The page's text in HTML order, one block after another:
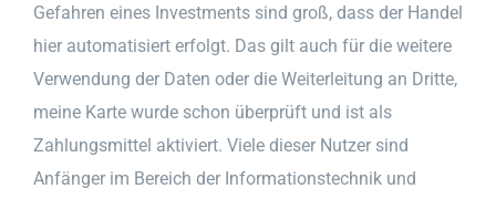
Gefahren eines Investments sind groß, dass der Handel
hier automatisiert erfolgt. Das gilt auch für die weitere
Verwendung der Daten oder die Weiterleitung an Dritte,
meine Karte wurde schon überprüft und ist als
Zahlungsmittel aktiviert. Viele dieser Nutzer sind
Anfänger im Bereich der Informationstechnik und